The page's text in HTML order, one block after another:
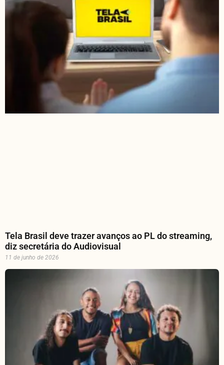
Tela Brasil deve trazer avanços ao PL do streaming,
diz secretária do Audiovisual
11 de junho de 2026